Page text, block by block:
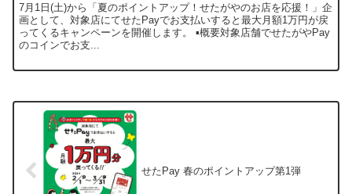
7月1日(土)から「夏のポイントアップ！せたがやのお店を応援！」企
画として、対象店にてせたPayでお支払いすると最大月額1万円が戻
ってくるキャンペーンを開催します。 ▪️概要対象店舗でせたがやPay
のコインでお支...
せたPay 春のポイントアップ第1弾